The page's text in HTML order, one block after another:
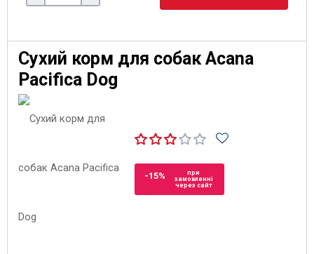
Сухий корм для собак Acana
Pacifica Dog
-15%
при
замовленні
через сайт